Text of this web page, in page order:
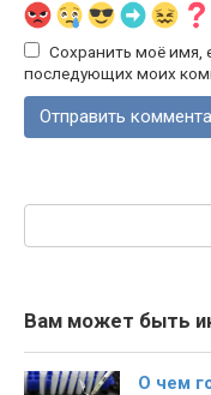
Сохранить моё имя,
последующих моих
Поиск:
Вам может быть
О чем